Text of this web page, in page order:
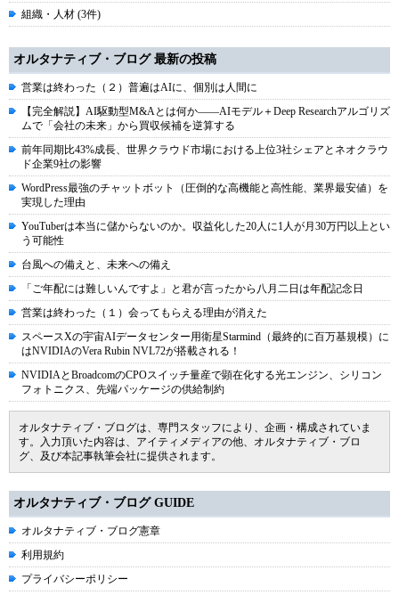
組織・人材 (3件)
オルタナティブ・ブログ 最新の投稿
営業は終わった（２）普遍はAIに、個別は人間に
【完全解説】AI駆動型M&Aとは何か――AIモデル＋Deep Researchアルゴリズ
ムで「会社の未来」から買収候補を逆算する
前年同期比43%成長、世界クラウド市場における上位3社シェアとネオクラウ
ド企業9社の影響
WordPress最強のチャットボット（圧倒的な高機能と高性能、業界最安値）を
実現した理由
YouTuberは本当に儲からないのか。収益化した20人に1人が月30万円以上とい
う可能性
台風への備えと、未来への備え
「ご年配には難しいんですよ」と君が言ったから八月二日は年配記念日
営業は終わった（１）会ってもらえる理由が消えた
スペースXの宇宙AIデータセンター用衛星Starmind（最終的に百万基規模）に
はNVIDIAのVera Rubin NVL72が搭載される！
NVIDIAとBroadcomのCPOスイッチ量産で顕在化する光エンジン、シリコン
フォトニクス、先端パッケージの供給制約
オルタナティブ・ブログは、専門スタッフにより、企画・構成されていま
す。入力頂いた内容は、アイティメディアの他、オルタナティブ・ブロ
グ、及び本記事執筆会社に提供されます。
オルタナティブ・ブログ GUIDE
オルタナティブ・ブログ憲章
利用規約
プライバシーポリシー